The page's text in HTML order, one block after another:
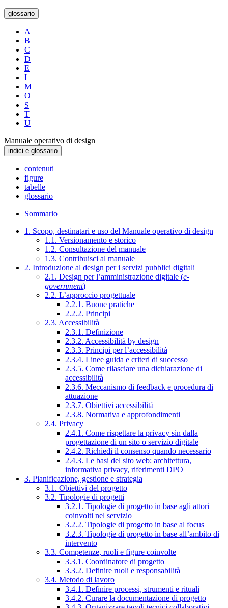
glossario
A
B
C
D
E
I
M
O
S
T
U
Manuale operativo di design
indici e glossario
contenuti
figure
tabelle
glossario
Sommario
1. Scopo, destinatari e uso del Manuale operativo di design
1.1. Versionamento e storico
1.2. Consultazione del manuale
1.3. Contribuisci al manuale
2. Introduzione al design per i servizi pubblici digitali
2.1. Design per l’amministrazione digitale (e-
government)
2.2. L’approccio progettuale
2.2.1. Buone pratiche
2.2.2. Principi
2.3. Accessibilità
2.3.1. Definizione
2.3.2. Accessibilità by design
2.3.3. Principi per l’accessibilità
2.3.4. Linee guida e criteri di successo
2.3.5. Come rilasciare una dichiarazione di
accessibilità
2.3.6. Meccanismo di feedback e procedura di
attuazione
2.3.7. Obiettivi accessibilità
2.3.8. Normativa e approfondimenti
2.4. Privacy
2.4.1. Come rispettare la privacy sin dalla
progettazione di un sito o servizio digitale
2.4.2. Richiedi il consenso quando necessario
2.4.3. Le basi del sito web: architettura,
informativa privacy, riferimenti DPO
3. Pianificazione, gestione e strategia
3.1. Obiettivi del progetto
3.2. Tipologie di progetti
3.2.1. Tipologie di progetto in base agli attori
coinvolti nel servizio
3.2.2. Tipologie di progetto in base al focus
3.2.3. Tipologie di progetto in base all’ambito di
intervento
3.3. Competenze, ruoli e figure coinvolte
3.3.1. Coordinatore di progetto
3.3.2. Definire ruoli e responsabilità
3.4. Metodo di lavoro
3.4.1. Definire processi, strumenti e rituali
3.4.2. Curare la documentazione di progetto